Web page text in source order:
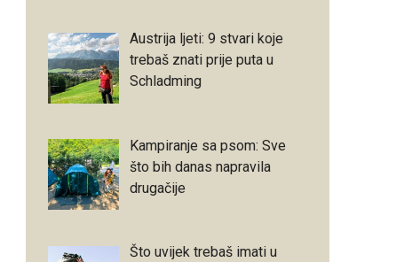
Austrija ljeti: 9 stvari koje
trebaš znati prije puta u
Schladming
Kampiranje sa psom: Sve
što bih danas napravila
drugačije
Što uvijek trebaš imati u